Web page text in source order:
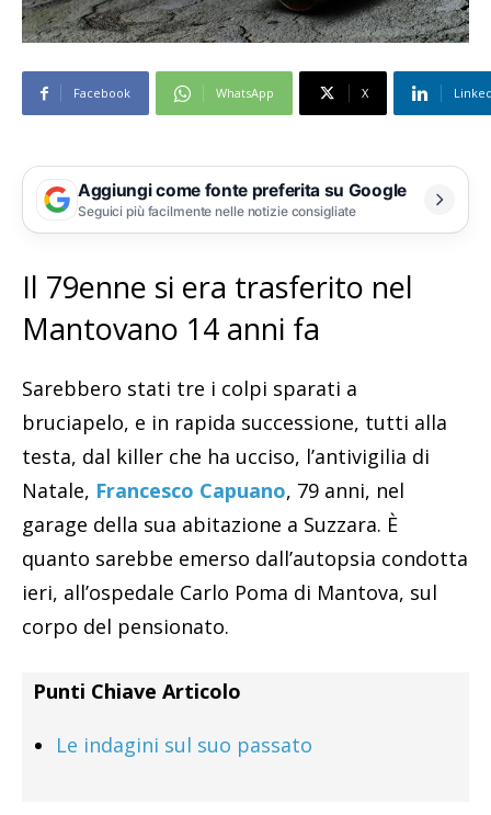
Facebook WhatsApp X
Aggiungi come fonte preferita su Google
Seguici più facilmente nelle notizie consigliate
Il 79enne si era trasferito nel
Mantovano 14 anni fa
Sarebbero stati tre i colpi sparati a
bruciapelo, e in rapida successione, tutti alla
testa, dal killer che ha ucciso, l’antivigilia di
Natale, Francesco Capuano, 79 anni, nel
garage della sua abitazione a Suzzara. È
quanto sarebbe emerso dall’autopsia condotta
ieri, all’ospedale Carlo Poma di Mantova, sul
corpo del pensionato.
Punti Chiave Articolo
Le indagini sul suo passato